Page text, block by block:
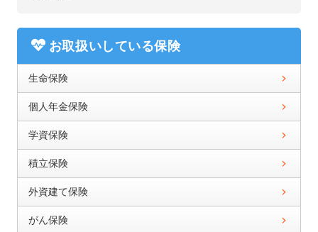
お取扱いしている保険
生命保険
個人年金保険
学資保険
積立保険
外資建て保険
がん保険